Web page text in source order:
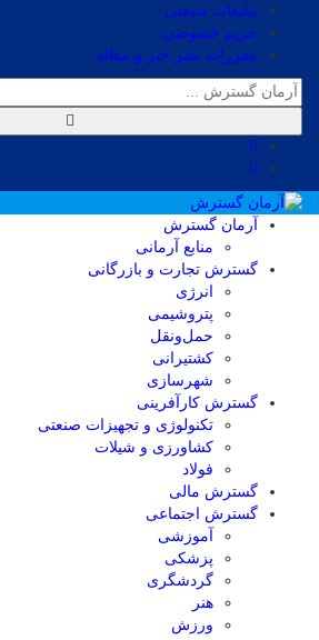
تبلیغات صنعتی
حریم خصوصی
مقررات نشر خبر و مقاله
آرمان گسترش
منابع آرمانی
گسترش تجارت و بازرگانی
انرژی
پتروشیمی
حمل‌و‌نقل
کشتیرانی
شهرسازی
گسترش کارآفرینی
تکنولوژی و تجهیزات صنعتی
کشاورزی و شیلات
فولاد
گسترش مالی
گسترش اجتماعی
آموزشی
پزشکی
گردشگری
هنر
ورزش